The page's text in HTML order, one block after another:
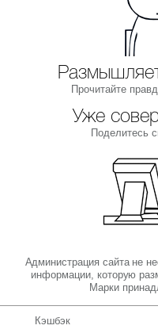
Прочитайте
Уже
Поделитесь
Администрация сайта не
информации, которую
Марки
Кэшбэк